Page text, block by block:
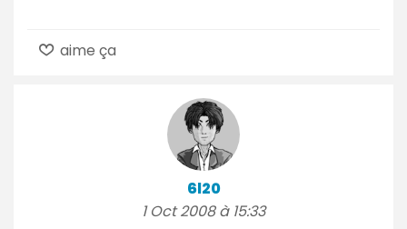
aime ça
6l20
1 Oct 2008 à 15:33